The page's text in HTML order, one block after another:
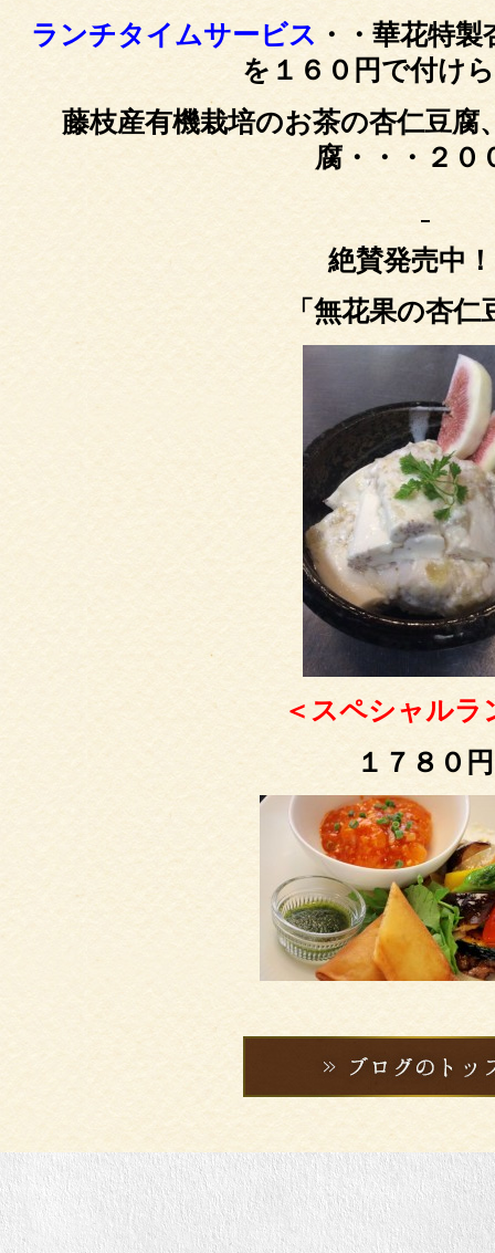
ランチタイムサービス ・・華花特
を１６０円で付け
藤枝産有機栽培のお茶の杏仁豆
腐・・・２０
絶賛発売中
「無花果の杏仁
＜スペシャルラ
１７８０円